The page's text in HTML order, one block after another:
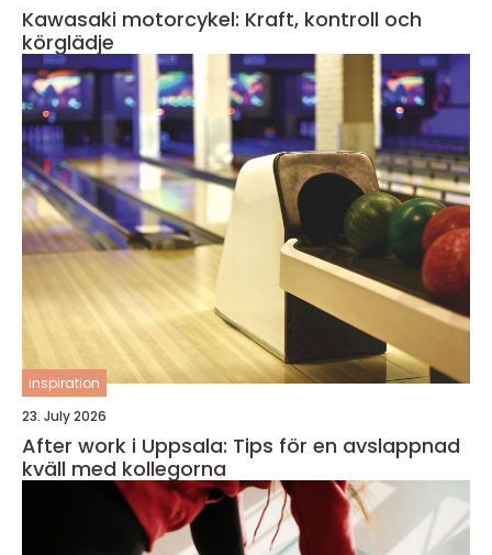
Kawasaki motorcykel: Kraft, kontroll och
körglädje
inspiration
23. July 2026
After work i Uppsala: Tips för en avslappnad
kväll med kollegorna